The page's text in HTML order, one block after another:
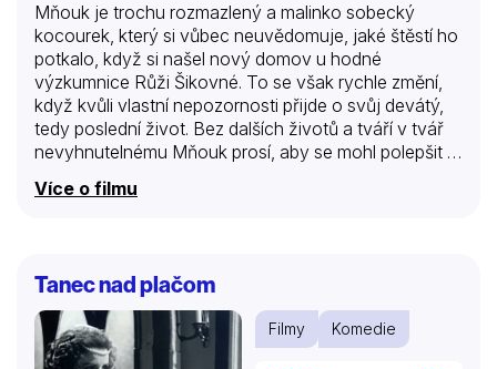
Mňouk je trochu rozmazlený a malinko sobecký
kocourek, který si vůbec neuvědomuje, jaké štěstí ho
potkalo, když si našel nový domov u hodné
výzkumnice Růži Šikovné. To se však rychle změní,
když kvůli vlastní nepozornosti přijde o svůj devátý,
tedy poslední život. Bez dalších životů a tváří v tvář
nevyhnutelnému Mňouk prosí, aby se mohl polepšit a
dostal další šanci. Jeho žádost je zpočátku zamítnuta,
ale pak se strážkyně nebeské brány nad kocourkem
neocenitelné lekce. Následuje dobrodružství, během
kterého se Mňouk změní ze sebestředného mazlíčka
v nesobeckého hrdinu a zjistí, že…
Více o filmu
Tanec nad plačom
Filmy Komedie